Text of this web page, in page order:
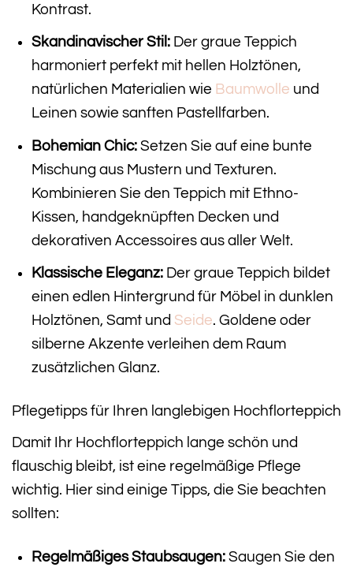
Kontrast.
Skandinavischer Stil:Der graue Teppich
harmoniert perfekt mit hellen Holztönen,
natürlichen Materialien wie Baumwolle und
Leinen sowie sanften Pastellfarben.
Bohemian Chic:Setzen Sie auf eine bunte
Mischung aus Mustern und Texturen.
Kombinieren Sie den Teppich mit Ethno-
Kissen, handgeknüpften Decken und
dekorativen Accessoires aus aller Welt.
Klassische Eleganz:Der graue Teppich bildet
einen edlen Hintergrund für Möbel in dunklen
Holztönen, Samt und Seide. Goldene oder
silberne Akzente verleihen dem Raum
zusätzlichen Glanz.
Pflegetipps für Ihren langlebigen Hochflorteppich
Damit Ihr Hochflorteppich lange schön und
flauschig bleibt, ist eine regelmäßige Pflege
wichtig. Hier sind einige Tipps, die Sie beachten
sollten:
Regelmäßiges Staubsaugen:Saugen Sie den